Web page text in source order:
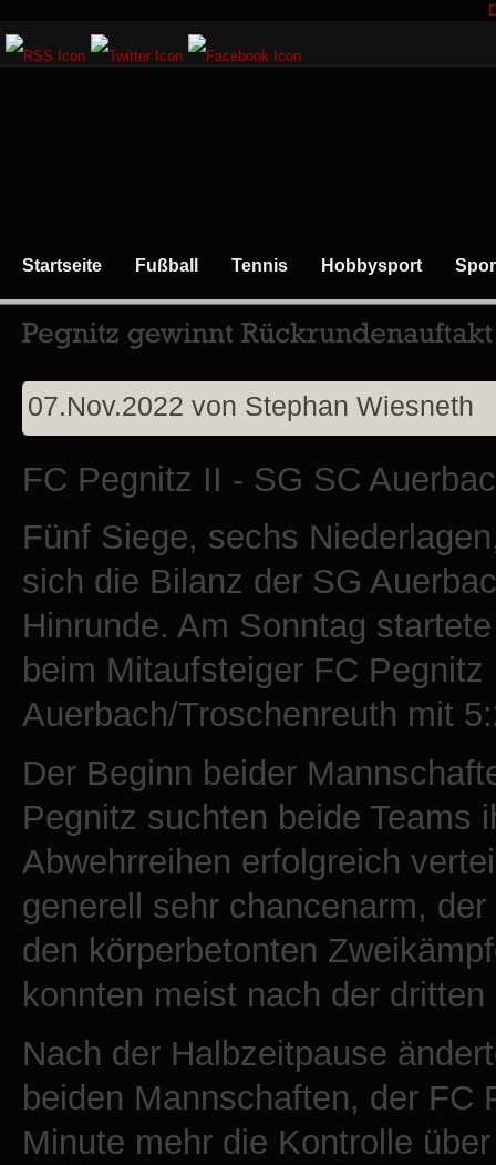
Startseite Fußball Tennis Hobbysport
07.Nov.2022 von Stephan Wiesneth
FC Pegnitz II - SG SC
Fünf Siege, sechs
sich die Bilanz der SG
Hinrunde. Am Sonntag
beim Mitaufsteiger FC
Auerbach/Troschenreuth mit
Der Beginn beider
Pegnitz suchten beide Teams
Abwehrreihen erfolgreich
generell sehr chancenarm,
den körperbetonten
konnten meist nach der
Nach der Halbzeitpause
beiden Mannschaften, der FC
Minute mehr die Kontrolle